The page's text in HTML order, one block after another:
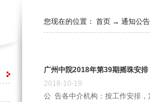
您现在的位置： 首页 → 通知公告
广州中院2018年第39期摇珠安排
公 告各中介机构：按工作安排
2018-10-19